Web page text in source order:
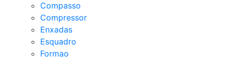
Compasso
Compressor
Enxadas
Esquadro
Formao